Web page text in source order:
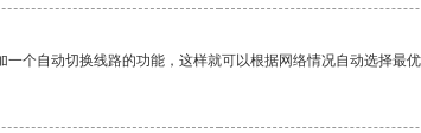
个自动切换线路的功能，这样就可以根据网络情况自动选择最